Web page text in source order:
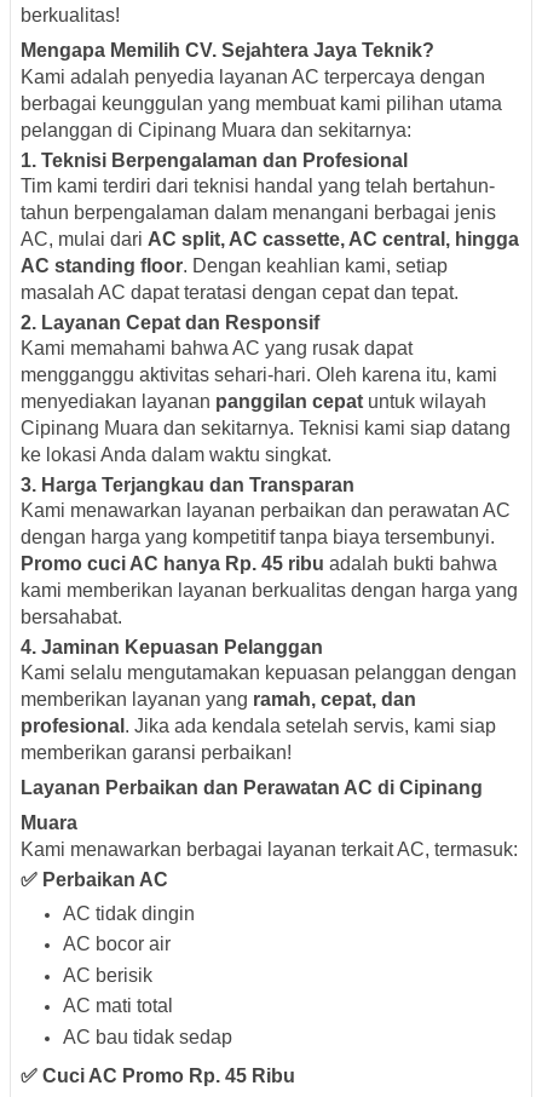
berkualitas!
Mengapa Memilih CV. Sejahtera Jaya Teknik?
Kami adalah penyedia layanan AC terpercaya dengan
berbagai keunggulan yang membuat kami pilihan utama
pelanggan di Cipinang Muara dan sekitarnya:
1. Teknisi Berpengalaman dan Profesional
Tim kami terdiri dari teknisi handal yang telah bertahun-
tahun berpengalaman dalam menangani berbagai jenis
AC, mulai dari AC split, AC cassette, AC central, hingga
AC standing floor. Dengan keahlian kami, setiap
masalah AC dapat teratasi dengan cepat dan tepat.
2. Layanan Cepat dan Responsif
Kami memahami bahwa AC yang rusak dapat
mengganggu aktivitas sehari-hari. Oleh karena itu, kami
menyediakan layanan panggilan cepat untuk wilayah
Cipinang Muara dan sekitarnya. Teknisi kami siap datang
ke lokasi Anda dalam waktu singkat.
3. Harga Terjangkau dan Transparan
Kami menawarkan layanan perbaikan dan perawatan AC
dengan harga yang kompetitif tanpa biaya tersembunyi.
Promo cuci AC hanya Rp. 45 ribu adalah bukti bahwa
kami memberikan layanan berkualitas dengan harga yang
bersahabat.
4. Jaminan Kepuasan Pelanggan
Kami selalu mengutamakan kepuasan pelanggan dengan
memberikan layanan yang ramah, cepat, dan
profesional . Jika ada kendala setelah servis, kami siap
memberikan garansi perbaikan!
Layanan Perbaikan dan Perawatan AC di Cipinang
Muara
Kami menawarkan berbagai layanan terkait AC, termasuk:
✅ Perbaikan AC
AC tidak dingin
AC bocor air
AC berisik
AC mati total
AC bau tidak sedap
✅ Cuci AC Promo Rp. 45 Ribu